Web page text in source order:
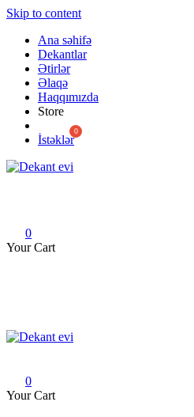
Skip to content
Ana səhifə
Dekantlar
Ətirlər
Əlaqə
Haqqımızda
Store
İstəklər
0
Your Cart
0
Your Cart